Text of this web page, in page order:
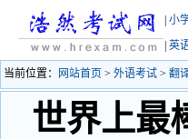
小
英
当前位置： 网站首页 > 外语考试 > 翻
世界上最